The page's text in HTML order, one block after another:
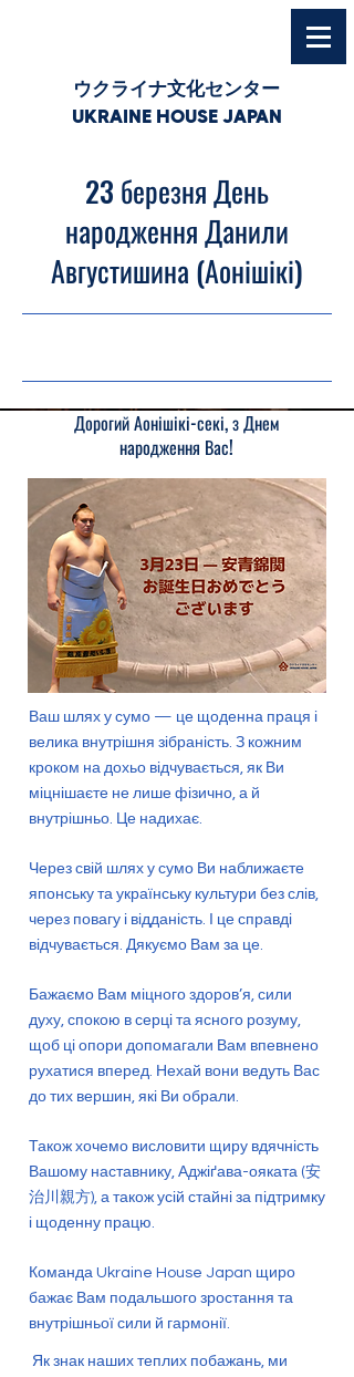
ウクライナ文化センター
UKRAINE HOUSE JAPAN
23 березня День
народження Данили
Августишина (Аонішікі)
Дорогий Аонішікі-секі, з Днем
народження Вас!
Ваш шлях у сумо — це щоденна праця і
велика внутрішня зібраність. З кожним
кроком на дохьо відчувається, як Ви
міцнішаєте не лише фізично, а й
внутрішньо. Це надихає.
Через свій шлях у сумо Ви наближаєте
японську та українську культури без слів,
через повагу і відданість. І це справді
відчувається. Дякуємо Вам за це.
Бажаємо Вам міцного здоров’я, сили
духу, спокою в серці та ясного розуму,
щоб ці опори допомагали Вам впевнено
рухатися вперед. Нехай вони ведуть Вас
до тих вершин, які Ви обрали.
Також хочемо висловити щиру вдячність
Вашому наставнику, Аджіґава-ояката (安
治川親方), а також усій стайні за підтримку
і щоденну працю.
Команда Ukraine House Japan щиро
бажає Вам подальшого зростання та
внутрішньої сили й гармонії.
Як знак наших теплих побажань, ми